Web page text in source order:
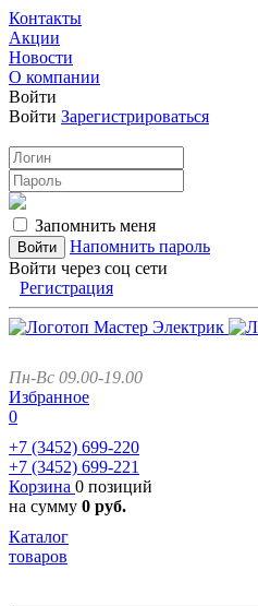
Контакты
Акции
Новости
О компании
Войти
Войти Зарегистрироваться
Запомнить меня
Напомнить пароль
Войти через соц сети
Регистрация
Пн-Вс 09.00-19.00
Избранное
0
+7 (3452) 699-220
+7 (3452) 699-221
Корзина 0 позиций
на сумму 0 руб.
Каталог
товаров